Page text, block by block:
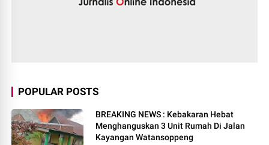
POPULAR POSTS
BREAKING NEWS : Kebakaran Hebat
Menghanguskan 3 Unit Rumah Di Jalan
Kayangan Watansoppeng